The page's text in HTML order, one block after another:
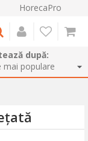
HorecaPro
după: